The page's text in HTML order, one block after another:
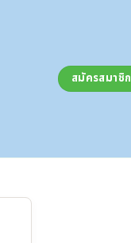
สมัครสมาชิก